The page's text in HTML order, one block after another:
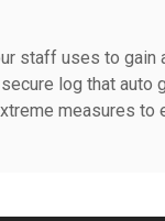
staff uses to
log that
measures